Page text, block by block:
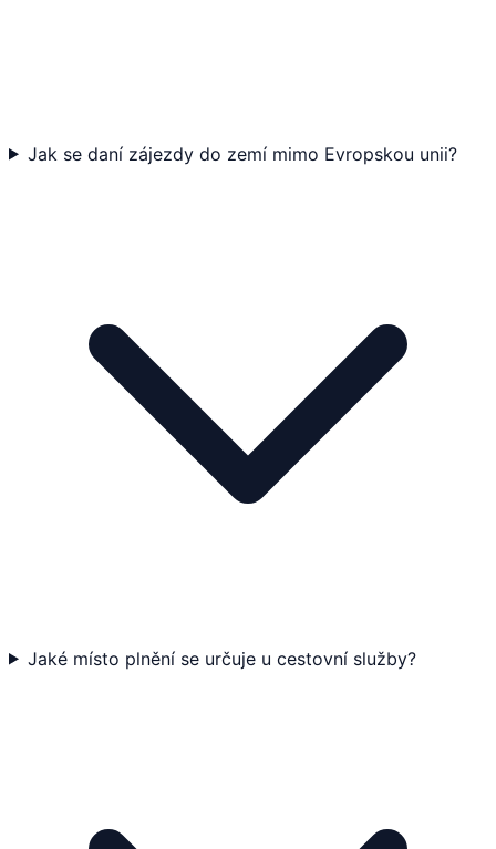
Jak se daní zájezdy do zemí mimo Evropskou unii?
Jaké místo plnění se určuje u cestovní služby?